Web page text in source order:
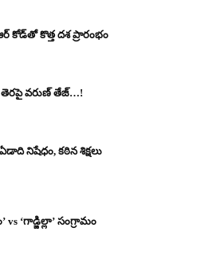
కోడ్‌తో కొత్త దశ ప్రారంభం
తెరపై వరుణ్ తేజ్…!
నిషేధం, కఠిన శిక్షలు
‘గాడ్జిల్లా’ సంగ్రామం